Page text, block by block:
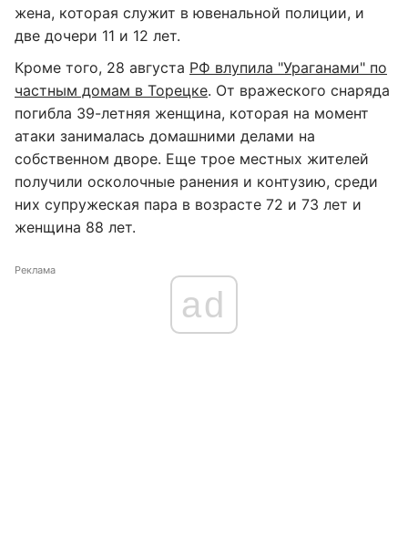
жена, которая служит в ювенальной полиции, и
две дочери 11 и 12 лет.
Кроме того, 28 августа РФ влупила "Ураганами" по
частным домам в Торецке. От вражеского снаряда
погибла 39-летняя женщина, которая на момент
атаки занималась домашними делами на
собственном дворе. Еще трое местных жителей
получили осколочные ранения и контузию, среди
них супружеская пара в возрасте 72 и 73 лет и
женщина 88 лет.
Реклама
ad